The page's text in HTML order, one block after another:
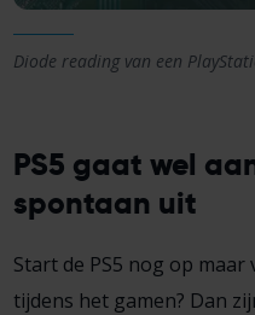
Diode reading van een
PS5 gaat wel
spontaan uit
Start de PS5 nog op
tijdens het gamen? Dan